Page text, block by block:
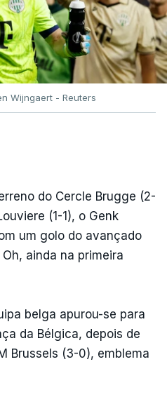
Wijngaert - Reuters
do Cercle Brugge (2-
(1-1), o Genk
um golo do avançado
ainda na primeira
belga apurou-se para
da Bélgica, depois de
Brussels (3-0), emblema